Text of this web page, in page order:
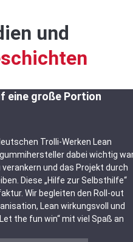
und
eine große Portion
Trolli-Werken Lean
dabei wichtig
und das Projekt durch
Diese „Hilfe zur Selbsthilfe“
Wir begleiten den Roll-out
Lean wirkungsvoll und
the fun win“ mit viel Spaß an